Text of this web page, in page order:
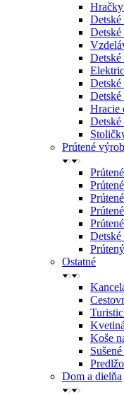
Hračky
Detské
Detské
Detské
Hracie
Detské
Prútené
Detské
Ostatné
Koše
Dom a dielňa